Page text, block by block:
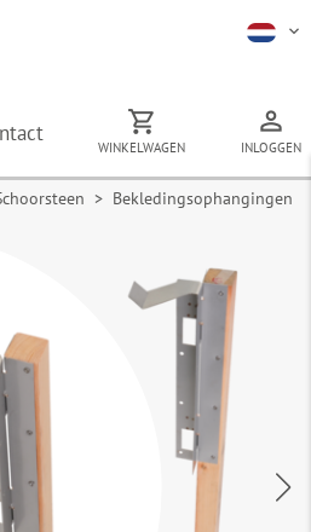
WINKELWAGEN INLOGGEN
> Bekledingsophangingen